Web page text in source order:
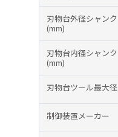
刃物台外径シャンク
(mm)
刃物台内径シャンク
(mm)
刃物台ツール最大径
制御装置メーカー